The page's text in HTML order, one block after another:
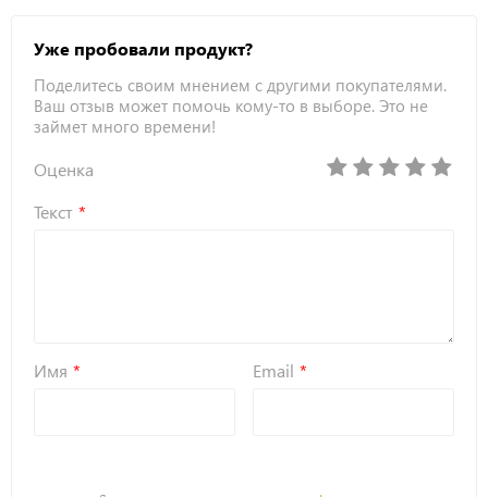
Уже пробовали продукт?
Поделитесь своим мнением с другими покупателями.
Ваш отзыв может помочь кому-то в выборе. Это не
займет много времени!
Оценка
Текст
Имя Email